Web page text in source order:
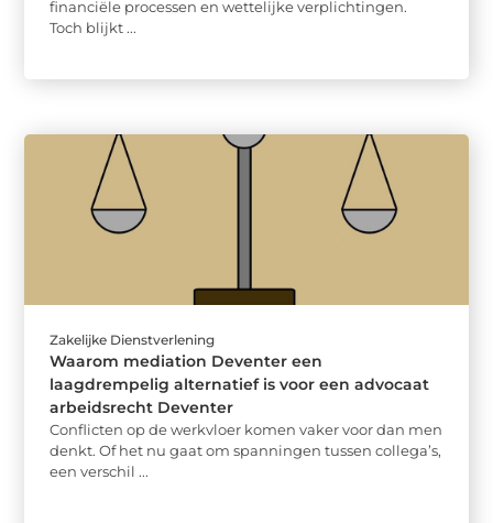
financiële processen en wettelijke verplichtingen.
Toch blijkt ...
Zakelijke Dienstverlening
Waarom mediation Deventer een
laagdrempelig alternatief is voor een advocaat
arbeidsrecht Deventer
Conflicten op de werkvloer komen vaker voor dan men
denkt. Of het nu gaat om spanningen tussen collega’s,
een verschil ...